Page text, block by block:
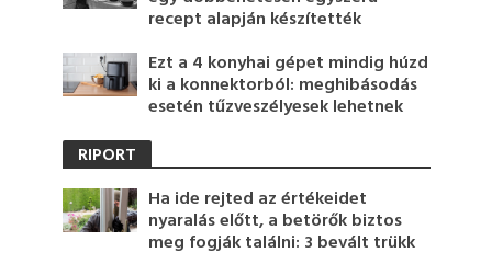
recept alapján készítették
Ezt a 4 konyhai gépet mindig húzd
ki a konnektorból: meghibásodás
esetén tűzveszélyesek lehetnek
RIPORT
Ha ide rejted az értékeidet
nyaralás előtt, a betörők biztos
meg fogják találni: 3 bevált trükk